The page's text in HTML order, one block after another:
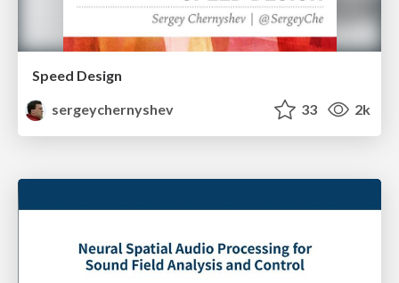
Speed Design
sergeychernyshev
33 2k